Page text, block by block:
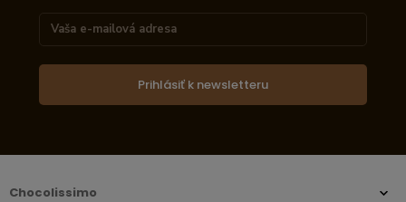
Prihlásiť k newsletteru
Chocolissimo